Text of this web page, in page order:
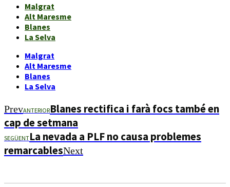
Malgrat
Alt Maresme
Blanes
La Selva
Malgrat
Alt Maresme
Blanes
La Selva
PrevANTERIORBlanes rectifica i farà focs també en
cap de setmana
SEGÜENTLa nevada a PLF no causa problemes
remarcablesNext